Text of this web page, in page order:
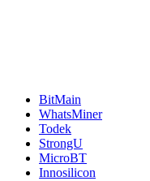
BitMain
WhatsMiner
Todek
StrongU
MicroBT
Innosilicon